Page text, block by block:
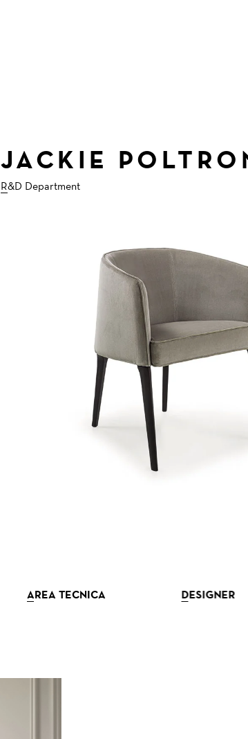
JACKIE
R&D Department
AREA TECNICA DESIGNER